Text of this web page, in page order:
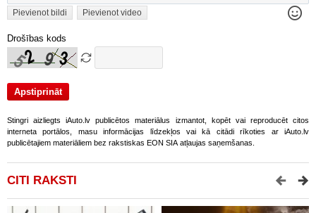
Pievienot bildi Pievienot video
Drošības kods
Stingri aizliegts iAuto.lv publicētos materiālus izmantot, kopēt vai reproducēt citos
interneta portālos, masu informācijas līdzekļos vai kā citādi rīkoties ar iAuto.lv
publicētajiem materiāliem bez rakstiskas EON SIA atļaujas saņemšanas.
CITI RAKSTI